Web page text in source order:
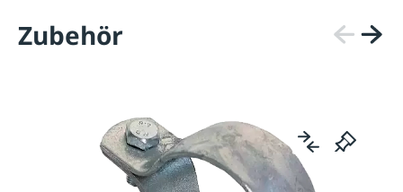
Zubehör